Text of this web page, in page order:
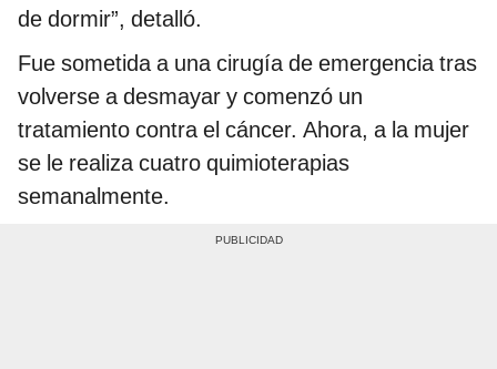
de dormir”, detalló.
Fue sometida a una cirugía de emergencia tras
volverse a desmayar y comenzó un
tratamiento contra el cáncer. Ahora, a la mujer
se le realiza cuatro quimioterapias
semanalmente.